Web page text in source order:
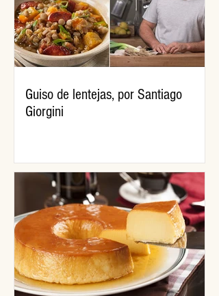
Guiso de lentejas, por Santiago
Giorgini